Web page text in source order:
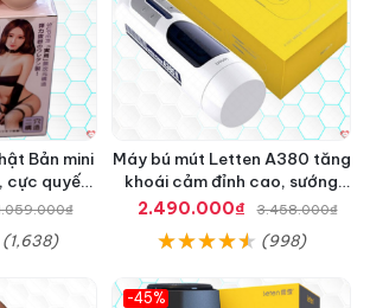
Bản mini
cực quyến
(1,638)
Máy bú mút Letten A380 tăng
khoái cảm đỉnh cao, sướng
mê
2.490.000₫ 3.458.000₫
(998)
-45%